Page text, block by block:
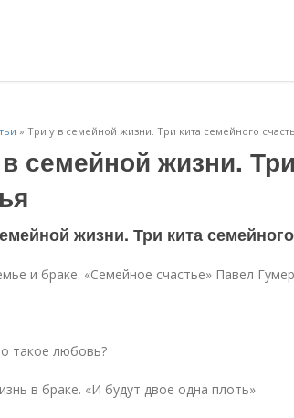
» Три у в семейной жизни. Три кита семейного
семейной жизни.
жизни. Три кита
и браке. «Семейное счастье» Павел
такое любовь?
в браке. «И будут двое одна плоть»